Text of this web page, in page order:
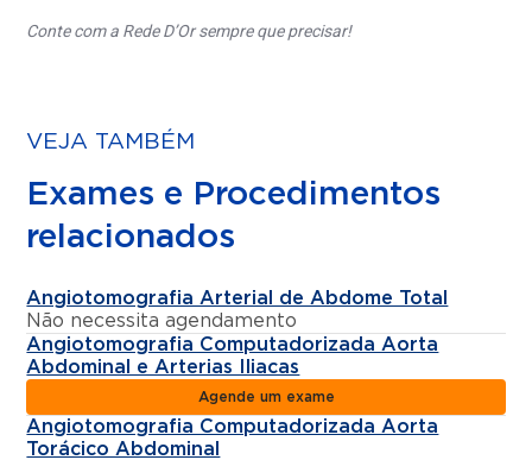
Conte com a Rede D’Or sempre que precisar!
VEJA TAMBÉM
Exames e Procedimentos
relacionados
Angiotomografia Arterial de Abdome Total
Não necessita agendamento
Angiotomografia Computadorizada Aorta
Abdominal e Arterias Iliacas
Agende um exame
Angiotomografia Computadorizada Aorta
Torácico Abdominal